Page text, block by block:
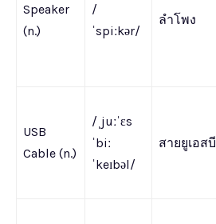
Speaker
(n.)
/
ˈspiːkər/
ลำโพง
USB
Cable (n.)
/ˌjuːˈɛs
ˈbiː
ˈkeɪbəl/
สายยูเอสบี